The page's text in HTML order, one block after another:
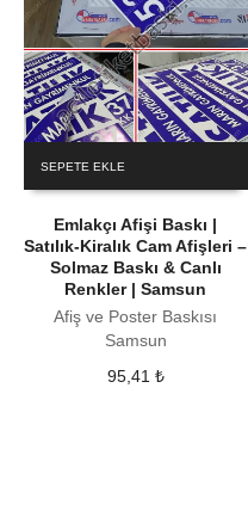
SEPETE EKLE
Emlakçı Afişi Baskı |
Satılık-Kiralık Cam Afişleri –
Solmaz Baskı & Canlı
Renkler | Samsun
Afiş ve Poster Baskısı
Samsun
95,41 ₺